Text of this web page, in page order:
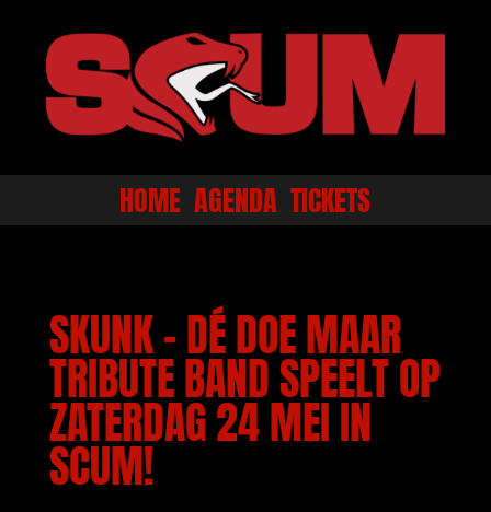
HOME AGENDA TICKETS
SKUNK – DÉ DOE MAAR
TRIBUTE BAND SPEELT OP
ZATERDAG 24 MEI IN
SCUM!